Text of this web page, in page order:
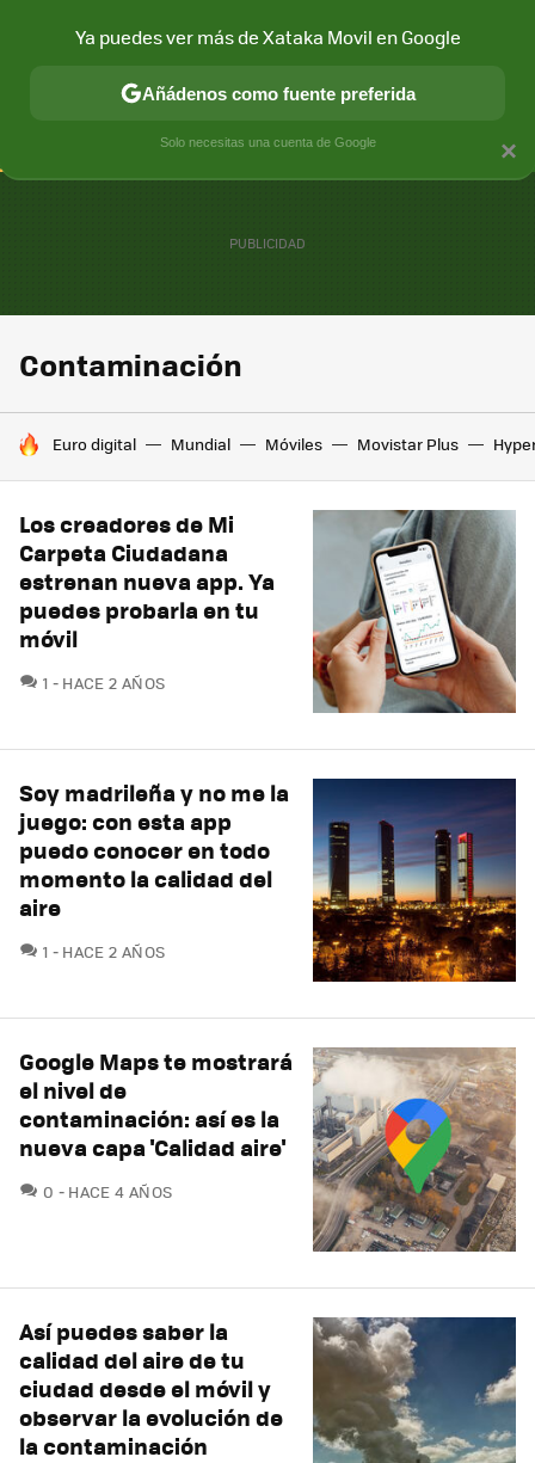
CONECTIVIDAD MÓVIL Y SOCIEDAD APLICACIONES
Contaminación
HOY SE HABLA DE
Euro digital Mundial Móviles Movistar Plus
Los creadores de Mi
Carpeta Ciudadana
estrenan nueva app. Ya
puedes probarla en tu
móvil
1 COMENTARIOS
HACE 2 AÑOS
Soy madrileña y no me la
juego: con esta app
puedo conocer en todo
momento la calidad del
aire
1 COMENTARIOS
HACE 2 AÑOS
Google Maps te mostrará
el nivel de
contaminación: así es la
nueva capa 'Calidad aire'
0 COMENTARIOS
HACE 4 AÑOS
Así puedes saber la
calidad del aire de tu
ciudad desde el móvil y
observar la evolución de
la contaminación
×
Ya puedes ver más de Xataka Movil en Google
Añádenos como fuente preferida
Solo necesitas una cuenta de Google